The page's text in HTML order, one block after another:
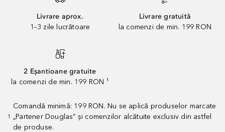
Livrare aprox.
1–3 zile lucrătoare
Livrare gratuită
la comenzi de min. 199 RON
2 Eșantioane gratuite
la comenzi de min. 199 RON ¹
1
Comandă minimă: 199 RON. Nu se aplică produselor marcate
„Partener Douglas” și comenzilor alcătuite exclusiv din astfel
de produse.